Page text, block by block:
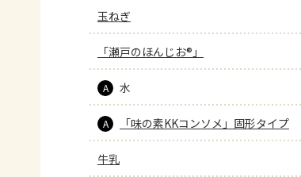
玉ねぎ
「瀬戸のほんじお®」
A 水
A 「味の素KKコンソメ」固形タイプ
牛乳